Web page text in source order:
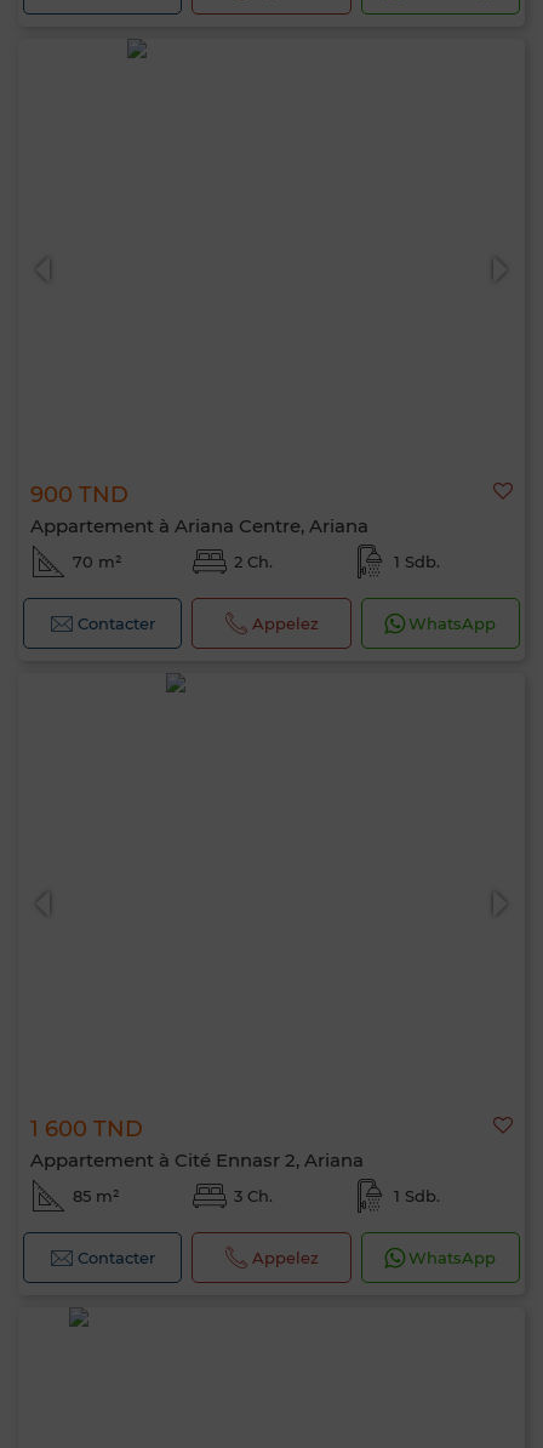
900 TND
Appartement à Ariana Centre, Ariana
70 m² 2 Ch. 1 Sdb.
Contacter Appelez WhatsApp
1 600 TND
Appartement à Cité Ennasr 2, Ariana
85 m² 3 Ch. 1 Sdb.
Contacter Appelez WhatsApp